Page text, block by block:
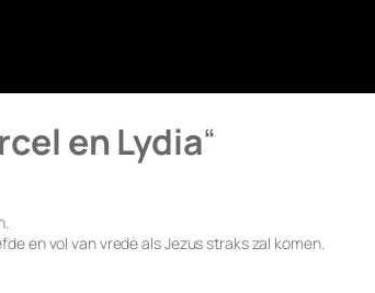
en Lydia“
en vol van vrede als Jezus straks zal komen.